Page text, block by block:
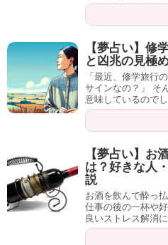
【夢占い】修
と凶兆の見極
「最近、修学旅行
サインなの？」 そ
意味しているので
【夢占い】お
は？好きな人
説
お酒を飲んで酔っ
仕事の後の一杯や
良いストレス解消